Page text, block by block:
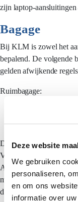
Deze website
We gebruiken
personaliseren,
en om ons
informatie over
zijn laptop-aansluitingen
Bagage
Bij KLM is zowel het
bepalend. De volgende
gelden afwijkende
Ruimbagage:
De som van de lxbxh
Voor een 2e koffer
Amsterdam is dat 50,-
met evt overstap, maar
deelnemers mogen een